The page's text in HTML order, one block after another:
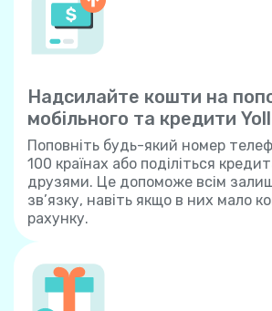
Надсилайте кошти на
мобільного та кредити
Поповніть будь-який номер
100 країнах або поділіться
друзями. Це допоможе всім
зв’язку, навіть якщо в них мало
рахунку.